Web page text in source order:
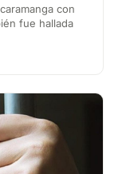
con
fue hallada